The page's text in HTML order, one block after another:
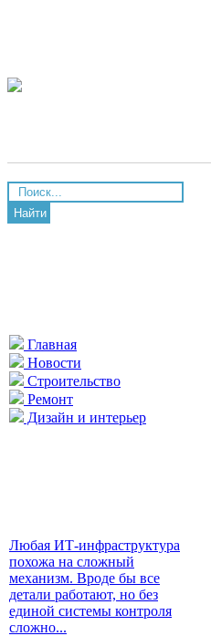
Найти
Главная
Новости
Строительство
Ремонт
Дизайн и интерьер
Любая ИТ-инфраструктура
похожа на сложный
механизм. Вроде бы все
детали работают, но без
единой системы контроля
сложно...